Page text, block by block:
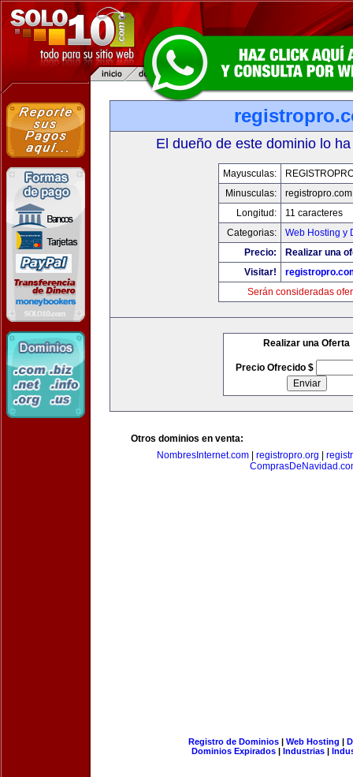
El dueño de este dominio lo
Mayusculas:
Minusculas:
registropro.com
Longitud:
11 caracteres
Categorias:
Web Hosting y
Precio:
Realizar una
Visitar!
Serán consideradas
Realizar una Oferta
Precio Ofrecido $
Otros dominios en venta:
NombresInternet.com
registropro.org
Registro de Dominios| Web Hosting |
Dominios Expirados | Industrias |